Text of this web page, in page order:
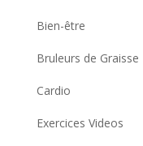
Bien-être
Bruleurs de Graisse
Cardio
Exercices Videos